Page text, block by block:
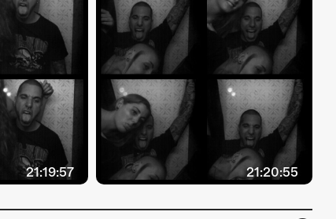
21:19:57 21:20:55